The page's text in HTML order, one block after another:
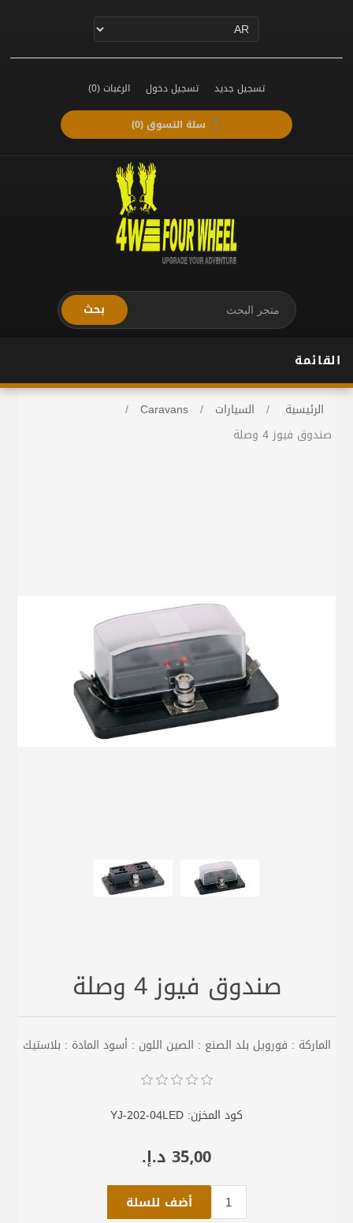
تسجيل جديد تسجيل دخول الرغبات(0)
سلة التسوق(0)
بحث
القائمة
الرئيسية / السيارات /
Caravans
/
صندوق فيوز 4 وصلة
صندوق فيوز 4 وصلة
الماركة : فورويل بلد الصنع : الصين اللون : أسود المادة : بلاستيك
كود المخزن: YJ-202-04LED
35٫00 د.إ.‏
أضف للسلة